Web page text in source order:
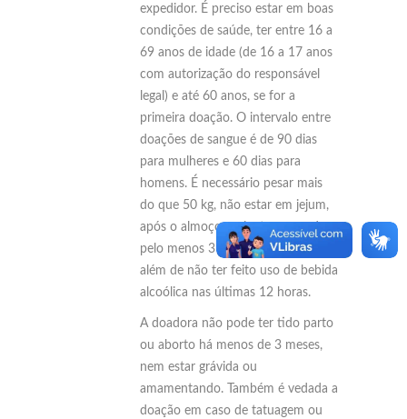
expedidor. É preciso estar em boas
condições de saúde, ter entre 16 a
69 anos de idade (de 16 a 17 anos
com autorização do responsável
legal) e até 60 anos, se for a
primeira doação. O intervalo entre
doações de sangue é de 90 dias
para mulheres e 60 dias para
homens. É necessário pesar mais
do que 50 kg, não estar em jejum,
após o almoço ou jantar, aguardar
pelo menos 3 horas para a doação,
além de não ter feito uso de bebida
alcoólica nas últimas 12 horas.
A doadora não pode ter tido parto
ou aborto há menos de 3 meses,
nem estar grávida ou
amamentando. Também é vedada a
doação em caso de tatuagem ou